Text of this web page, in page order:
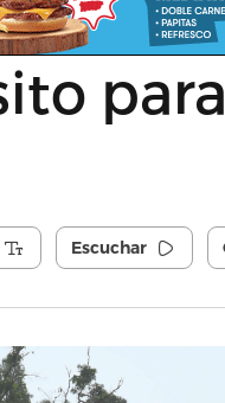
Escuchar